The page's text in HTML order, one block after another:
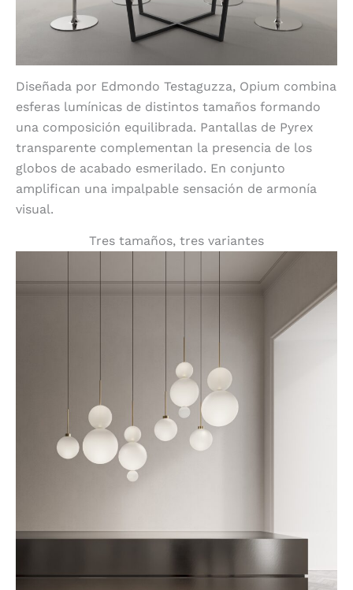
Diseñada por Edmondo Testaguzza, Opium combina
esferas lumínicas de distintos tamaños formando
una composición equilibrada. Pantallas de Pyrex
transparente complementan la presencia de los
globos de acabado esmerilado. En conjunto
amplifican una impalpable sensación de armonía
visual.
Tres tamaños, tres variantes